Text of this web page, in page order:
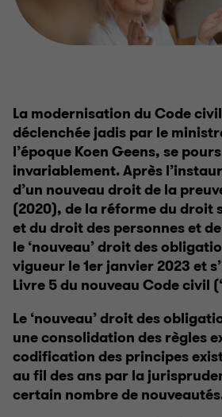
La modernisation du Code
déclenchée jadis par le
l’époque Koen Geens, se
invariablement. Après
d’un nouveau droit de la
(2020), de la réforme du droit
et du droit des personnes et
le ‘nouveau’ droit des
vigueur le 1er janvier 2023 et
Livre 5 du nouveau Code civil
Le ‘nouveau’ droit des
une consolidation des règles
codification des principes
au fil des ans par la
certain nombre de